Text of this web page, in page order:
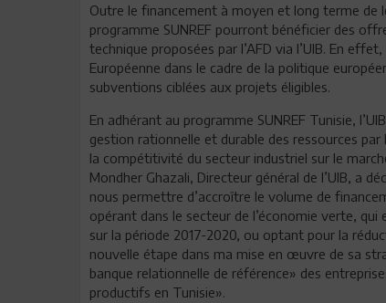
Outre le financement à moyen et long terme de
programme SUNREF pourront bénéficier des
technique proposées par l’AFD via l’UIB. En
Européenne dans le cadre de la politique
subventions ciblées aux projets éligibles.
En adhérant au programme SUNREF Tunisie,
gestion rationnelle et durable des ressources
la compétitivité du secteur industriel sur le
Mondher Ghazali, Directeur général de l’UIB, a
nous permettre d’accroître le volume de
opérant dans le secteur de l’économie verte,
sur la période 2017-2020, ou optant pour la
nouvelle étape dans ma mise en œuvre de sa
banque relationnelle de référence» des
productifs en Tunisie».